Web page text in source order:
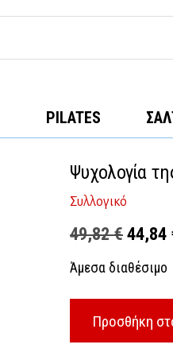
PILATES
Ψυχολογία
Συλλογικό
49,82€
price
49,82
44,84
Άμεσα διαθέσιμο
Προσθήκη